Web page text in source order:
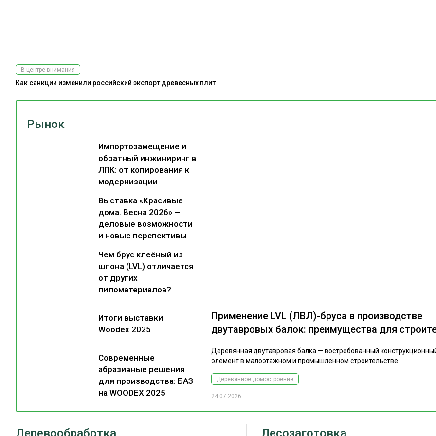
Рынок
Импортозамещение и
обратный инжиниринг в
ЛПК: от копирования к
модернизации
Выставка «Красивые
дома. Весна 2026» —
деловые возможности
и новые перспективы
Чем брус клеёный из
шпона (LVL) отличается
от других
пиломатериалов?
Итоги выставки
Woodex 2025
Современные
абразивные решения
для производства: БАЗ
на WOODEX 2025
Применение LVL (ЛВЛ)-бруса в производстве
двутавровых балок: преимущества для
Деревянная двутавровая балка — востребованный
элемент в малоэтажном и промышленном строительстве.
Деревянное домостроение
24.07.2026
В центре внимания
Как санкции изменили российский экспорт древесных плит
Деревообработка Лесозаготовка